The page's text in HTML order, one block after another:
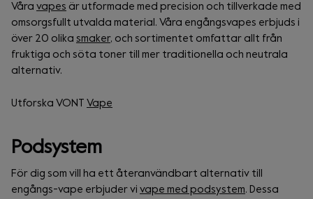
Våra vapes är utformade med precision och tillverkade med
omsorgsfullt utvalda material. Våra engångsvapes erbjuds i
över 20 olika smaker, och sortimentet omfattar allt från
fruktiga och söta toner till mer traditionella och neutrala
alternativ.
Utforska VONT Vape
Podsystem
För dig som vill ha ett återanvändbart alternativ till
engångs-vape erbjuder vi vape med podsystem. Dessa